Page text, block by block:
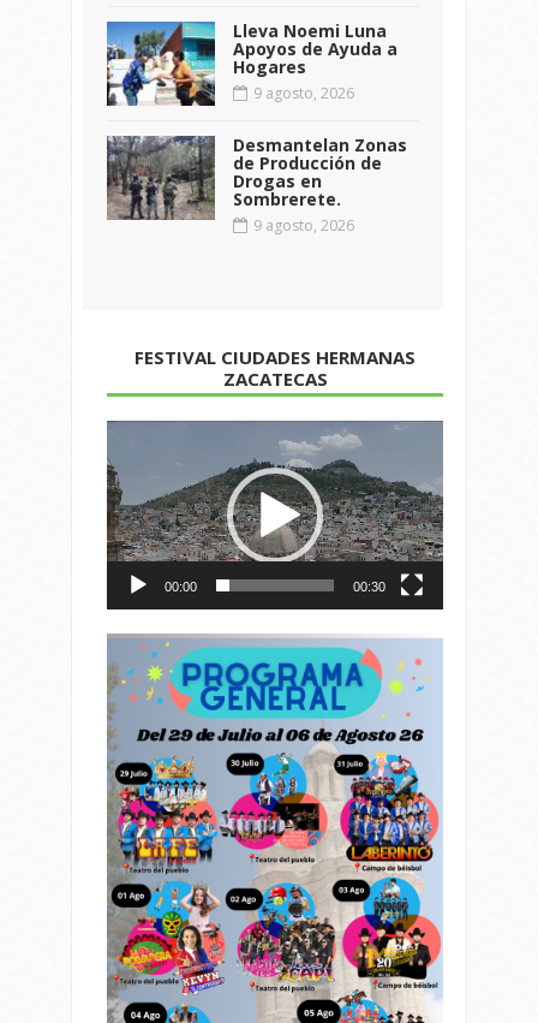
Lleva Noemi Luna
Apoyos de Ayuda a
Hogares
9 agosto, 2026
Desmantelan Zonas
de Producción de
Drogas en
Sombrerete.
9 agosto, 2026
FESTIVAL CIUDADES HERMANAS
ZACATECAS
de
vídeo
00:00 00:30